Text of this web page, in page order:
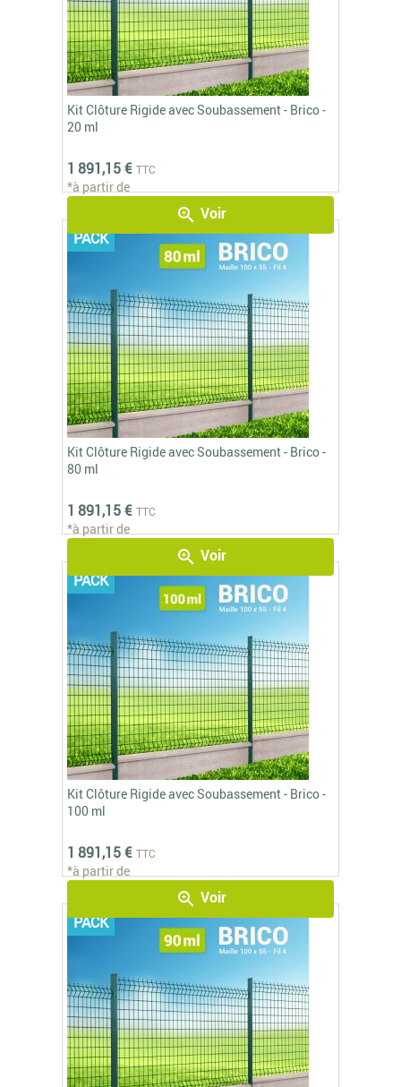
Kit Clôture Rigide avec Soubassement - Brico -
20 ml
1 891,15 € TTC
*à partir de
zoom_in Voir
Kit Clôture Rigide avec Soubassement - Brico -
80 ml
1 891,15 € TTC
*à partir de
zoom_in Voir
PACK
Kit Clôture Rigide avec Soubassement - Brico -
100 ml
1 891,15 € TTC
*à partir de
zoom_in Voir
PACK
PACK